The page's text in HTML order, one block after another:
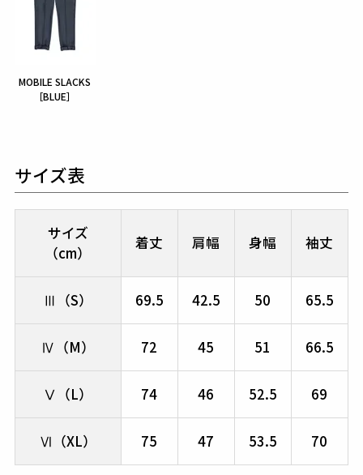
MOBILE SLACKS
［BLUE］
サイズ表
サイズ
（cm）
着丈 肩幅 身幅 袖丈
Ⅲ（S） 69.5 42.5 50 65.5
Ⅳ（M） 72 45 51 66.5
Ⅴ（L） 74 46 52.5 69
Ⅵ（XL） 75 47 53.5 70